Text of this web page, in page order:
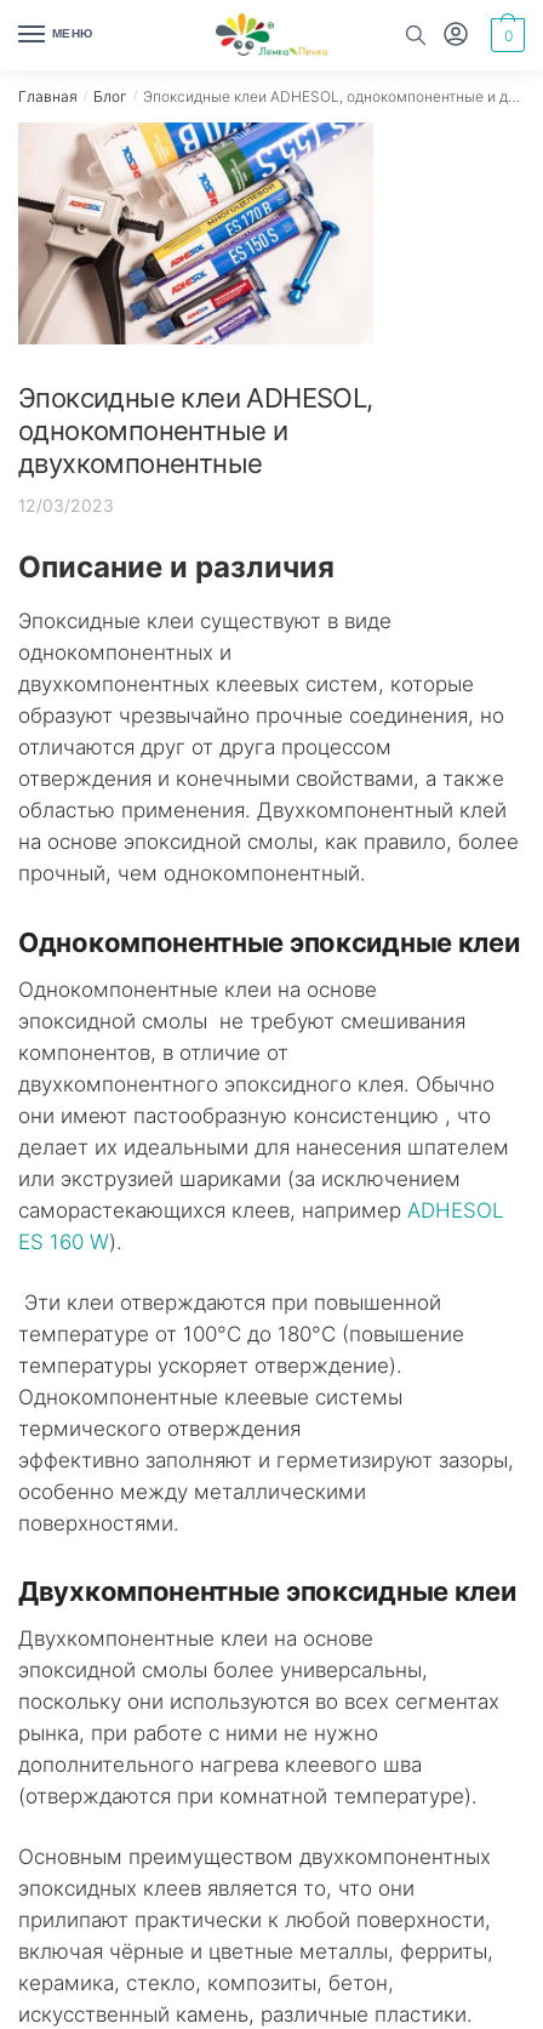
МЕНЮ 0
Главная / Блог / Эпоксидные клеи ADHESOL, однокомпонентные и двухкомпонентные
Эпоксидные клеи ADHESOL,
однокомпонентные и
двухкомпонентные
12/03/2023
Описание и различия
Эпоксидные клеи существуют в виде
однокомпонентных и
двухкомпонентных клеевых систем, которые
образуют чрезвычайно прочные соединения, но
отличаются друг от друга процессом
отверждения и конечными свойствами, а также
областью применения. Двухкомпонентный клей
на основе эпоксидной смолы, как правило, более
прочный, чем однокомпонентный.
Однокомпонентные эпоксидные клеи
Однокомпонентные клеи на основе
эпоксидной смолы не требуют смешивания
компонентов, в отличие от
двухкомпонентного эпоксидного клея. Обычно
они имеют пастообразную консистенцию , что
делает их идеальными для нанесения шпателем
или экструзией шариками (за исключением
саморастекающихся клеев, например ADHESOL
ES 160 W).
Эти клеи отверждаются при повышенной
температуре от 100°C до 180°C (повышение
температуры ускоряет отверждение).
Однокомпонентные клеевые системы
термического отверждения
эффективно заполняют и герметизируют зазоры,
особенно между металлическими
поверхностями.
Двухкомпонентные эпоксидные клеи
Двухкомпонентные клеи на основе
эпоксидной смолы более универсальны,
поскольку они используются во всех сегментах
рынка, при работе с ними не нужно
дополнительного нагрева клеевого шва
(отверждаются при комнатной температуре).
Основным преимуществом двухкомпонентных
эпоксидных клеев является то, что они
прилипают практически к любой поверхности,
включая чёрные и цветные металлы, ферриты,
керамика, стекло, композиты, бетон,
искусственный камень, различные пластики.